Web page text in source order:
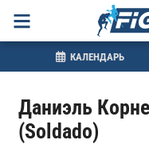
Даниэль
(Soldado)
КАЛЕНДАРЬ